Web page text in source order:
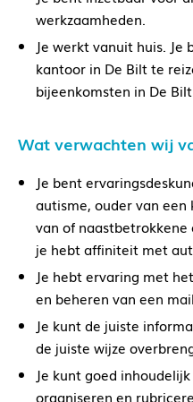
werkzaamheden.
Je werkt vanuit huis. Je
kantoor in De Bilt te
bijeenkomsten in De
Wat verwachten wij
Je bent
autisme, ouder van
van of
je hebt affiniteit met
Je hebt ervaring met
en beheren van een
Je kunt de juiste
de juiste wijze
Je kunt goed
organiseren en